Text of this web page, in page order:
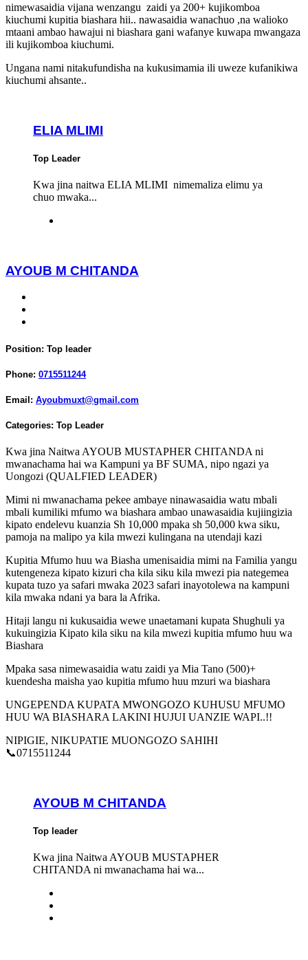
nimewasaidia vijana wenzangu zaidi ya 200+ kujikomboa
kiuchumi kupitia biashara hii.. nawasaidia wanachuo ,na walioko
mtaani ambao hawajui ni biashara gani wafanye kuwapa mwangaza
ili kujikomboa kiuchumi.
Ungana nami nitakufundisha na kukusimamia ili uweze kufanikiwa
kiuchumi ahsante..
ELIA MLIMI
Top Leader
Kwa jina naitwa ELIA MLIMI nimemaliza elimu ya
chuo mwaka...
AYOUB M CHITANDA
Position: Top leader
Phone: 0715511244
Email: Ayoubmuxt@gmail.com
Categories: Top Leader
Kwa jina Naitwa AYOUB MUSTAPHER CHITANDA ni
mwanachama hai wa Kampuni ya BF SUMA, nipo ngazi ya
Uongozi (QUALFIED LEADER)
Mimi ni mwanachama pekee ambaye ninawasaidia watu mbali
mbali kumiliki mfumo wa biashara ambao unawasaidia kujiingizia
kipato endelevu kuanzia Sh 10,000 mpaka sh 50,000 kwa siku,
pamoja na malipo ya kila mwezi kulingana na utendaji kazi
Kupitia Mfumo huu wa Biasha umenisaidia mimi na Familia yangu
kutengeneza kipato kizuri cha kila siku kila mwezi pia nategemea
kupata tuzo ya safari mwaka 2023 safari inayotolewa na kampuni
kila mwaka ndani ya bara la Afrika.
Hitaji langu ni kukusaidia wewe unaetamani kupata Shughuli ya
kukuingizia Kipato kila siku na kila mwezi kupitia mfumo huu wa
Biashara
Mpaka sasa nimewasaidia watu zaidi ya Mia Tano (500)+
kuendesha maisha yao kupitia mfumo huu mzuri wa biashara
UNGEPENDA KUPATA MWONGOZO KUHUSU MFUMO
HUU WA BIASHARA LAKINI HUJUI UANZIE WAPI..!!
NIPIGIE, NIKUPATIE MUONGOZO SAHIHI
📞0715511244
AYOUB M CHITANDA
Top leader
Kwa jina Naitwa AYOUB MUSTAPHER
CHITANDA ni mwanachama hai wa...